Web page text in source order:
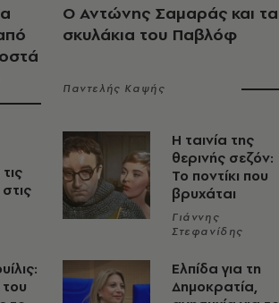
Ο Αντώνης Σαμαράς και τα
σκυλάκια του Παβλόφ
Παντελής Καψής
Η ταινία της
θερινής σεζόν:
Το ποντίκι που
βρυχάται
Γιάννης
Στεφανίδης
Ελπίδα για τη
Δημοκρατία,